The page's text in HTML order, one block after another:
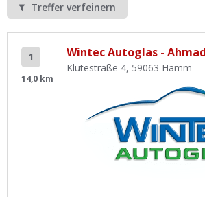
Treffer verfeinern
1
14,0 km
Wintec Autoglas -
Klutestraße 4, 59063 Hamm